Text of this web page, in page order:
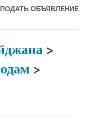
ПОДАТЬ ОБЪЯВЛЕНИЕ
>
>